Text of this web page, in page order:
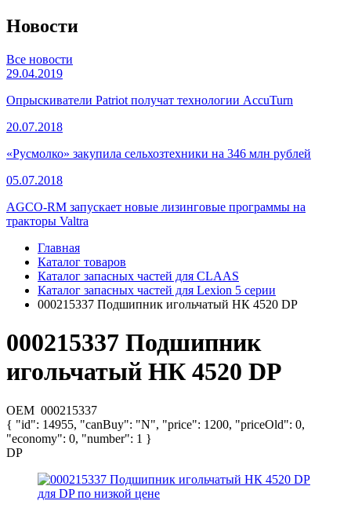
Новости
Все новости
29.04.2019
Опрыскиватели Patriot получат технологии AccuTurn
20.07.2018
«Русмолко» закупила сельхозтехники на 346 млн рублей
05.07.2018
AGCO-RM запускает новые лизинговые программы на
тракторы Valtra
Главная
Каталог товаров
Каталог запасных частей для CLAAS
Каталог запасных частей для Lexion 5 серии
000215337 Подшипник игольчатый НК 4520 DP
000215337 Подшипник
игольчатый НК 4520 DP
OEM 000215337
{ "id": 14955, "canBuy": "N", "price": 1200, "priceOld": 0,
"economy": 0, "number": 1 }
DP